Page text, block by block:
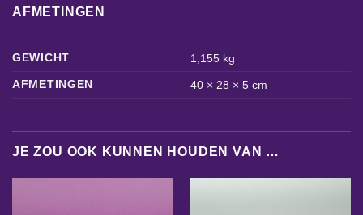
AFMETINGEN
GEWICHT
1,155 kg
AFMETINGEN
40 × 28 × 5 cm
JE ZOU OOK KUNNEN HOUDEN VAN …